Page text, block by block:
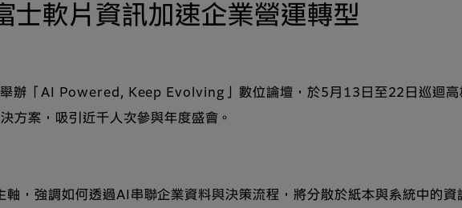
軟片資訊加速企業營運轉型
辦「AI Powered, Keep Evolving」數位論壇，於5月13日至22日巡迴高
方案，吸引近千人次參與年度盛會。
，強調如何透過AI串聯企業資料與決策流程，將分散於紙本與系統中的資